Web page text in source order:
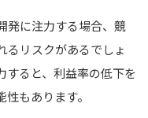
発に注力する場合、競
るリスクがあるでしょ
すると、利益率の低下を
もあります。